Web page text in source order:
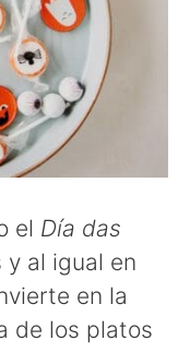
el Día das
y al igual en
en la
de los platos